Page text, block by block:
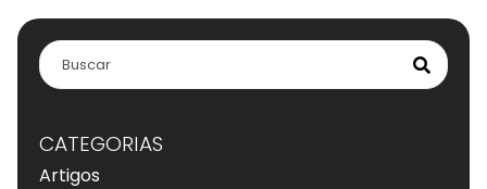
CATEGORIAS
Artigos